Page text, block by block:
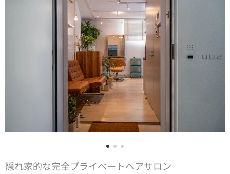
隠れ家的な完全プライベートヘアサロン